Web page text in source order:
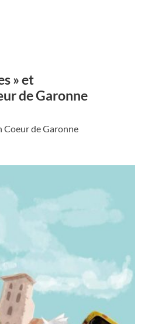
» et
de Garonne
Coeur de Garonne